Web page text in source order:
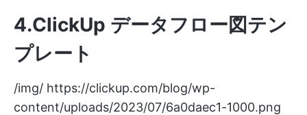
4.ClickUp データフロー図テン
プレート
/img/ https://clickup.com/blog/wp-
content/uploads/2023/07/6a0daec1-1000.png